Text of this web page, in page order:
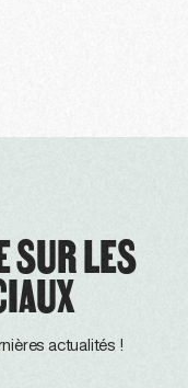
SUR LES
actualités !